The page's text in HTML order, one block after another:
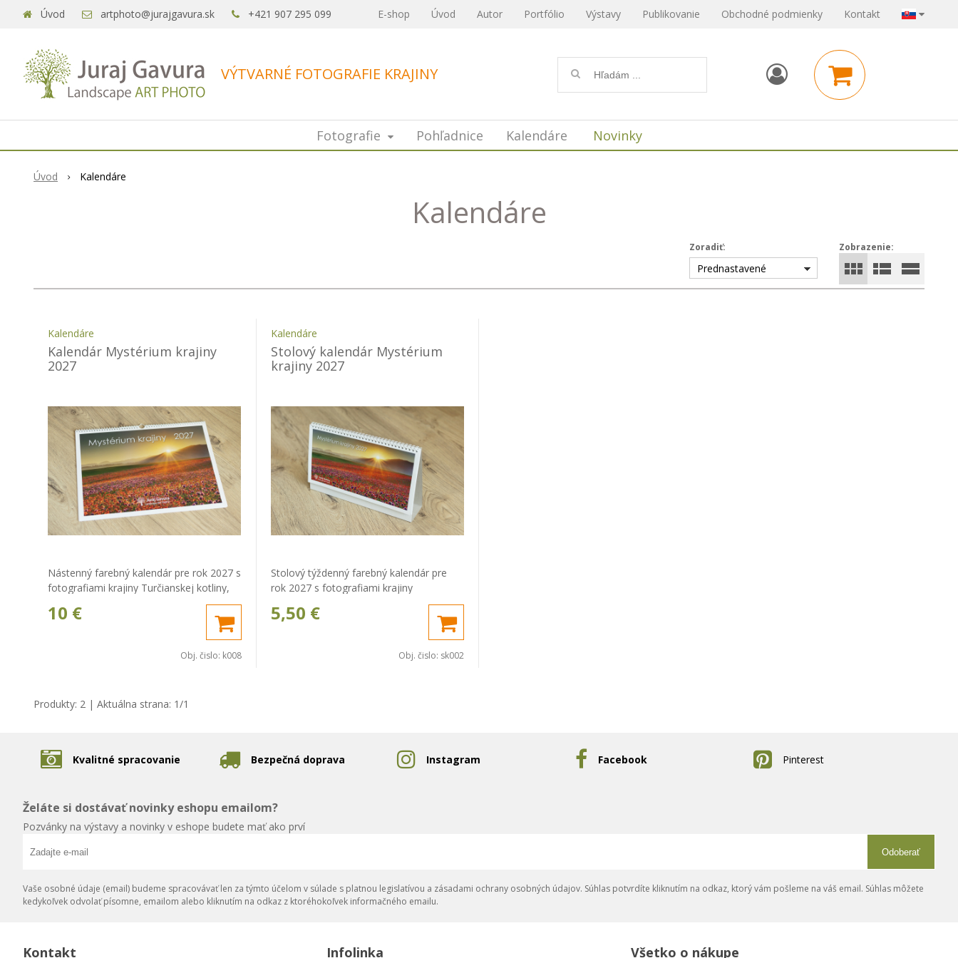
VÝTVARNÉ FOTOGRAFIE KRAJINY
Úvod artphoto@jurajgavura.sk +421 907 295 099 E-shop Úvod Autor Portfólio Výstavy Publikovanie Obchodné podmienky Kontakt
Úvod Kalendáre
Kalendáre
Zobrazenie:
Zoradiť:
Prednastavené
Kalendáre
Kalendár Mystérium krajiny
2027
Nástenný farebný kalendár pre rok 2027 s
fotografiami krajiny Turčianskej kotliny,
Veľkej a Malej Fatry od autora Juraja
Gavuru
10 €
Obj. čislo: k008
Kalendáre
Stolový kalendár Mystérium
krajiny 2027
Stolový týždenný farebný kalendár pre
rok 2027 s fotografiami krajiny
Turčianskej kotliny, Veľkej a Malej Fatry
od autora Juraja Gavuru
5,50 €
Obj. čislo: sk002
Produkty: 2 | Aktuálna strana: 1/1
Fotografie Pohľadnice Kalendáre Novinky
Kvalitné spracovanie Bezpečná doprava Instagram Facebook Pinterest
Želáte si dostávať novinky eshopu emailom?
Pozvánky na výstavy a novinky v eshope budete mať ako prví
Odoberať
Vaše osobné údaje (email) budeme spracovávať len za týmto účelom v súlade s platnou legislatívou a zásadami ochrany osobných údajov. Súhlas potvrdíte kliknutím na odkaz, ktorý vám pošleme na váš email. Súhlas môžete
kedykoľvek odvolať písomne, emailom alebo kliknutím na odkaz z ktoréhokoľvek informačného emailu.
Kontakt Infolinka Všetko o nákupe